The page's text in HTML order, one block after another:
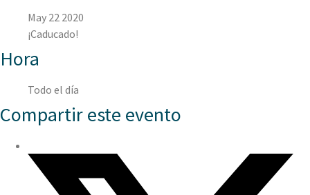
May 22 2020
¡Caducado!
Hora
Todo el día
Compartir este evento